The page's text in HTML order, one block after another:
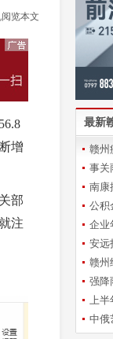
览本文
增
部
注
最新
赣州
事关
南康
公积
安远
强降